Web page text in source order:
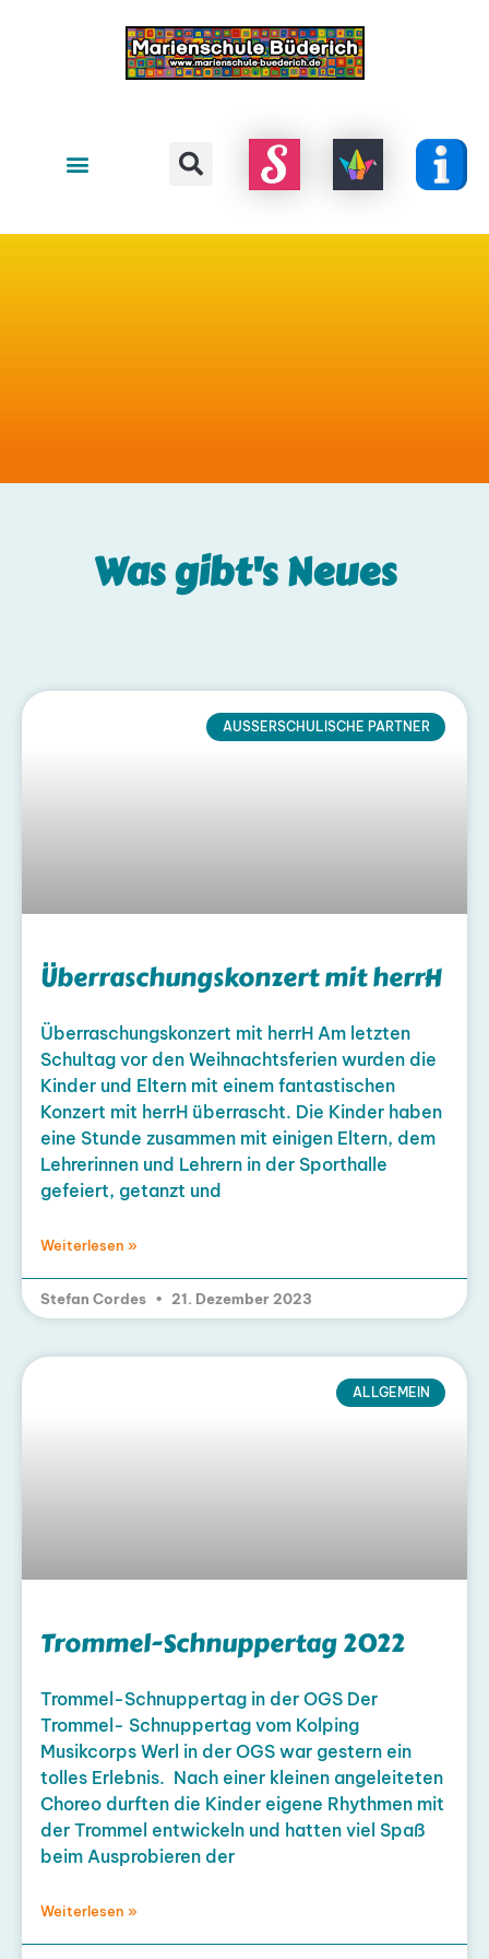
Was gibt'sNeues
AUSSERSCHULISCHE PARTNER
Überraschungskonzert mit herrH
Überraschungskonzert mit herrH Am letzten
Schultag vor den Weihnachtsferien wurden die
Kinder und Eltern mit einem fantastischen
Konzert mit herrH überrascht. Die Kinder haben
eine Stunde zusammen mit einigen Eltern, dem
Lehrerinnen und Lehrern in der Sporthalle
gefeiert, getanzt und
Weiterlesen »
Stefan Cordes 21. Dezember 2023
ALLGEMEIN
Trommel-Schnuppertag 2022
Trommel-Schnuppertag in der OGS Der
Trommel- Schnuppertag vom Kolping
Musikcorps Werl in der OGS war gestern ein
tolles Erlebnis. Nach einer kleinen angeleiteten
Choreo durften die Kinder eigene Rhythmen mit
der Trommel entwickeln und hatten viel Spaß
beim Ausprobieren der
Weiterlesen »